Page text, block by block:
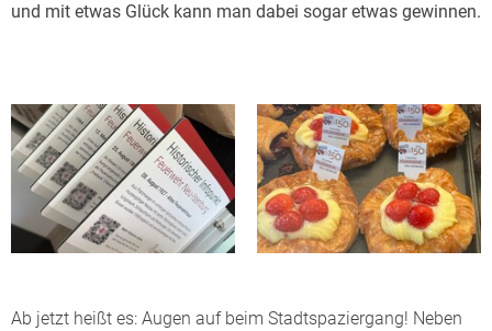
und mit etwas Glück kann man dabei sogar etwas gewinnen.
Ab jetzt heißt es: Augen auf beim Stadtspaziergang! Neben